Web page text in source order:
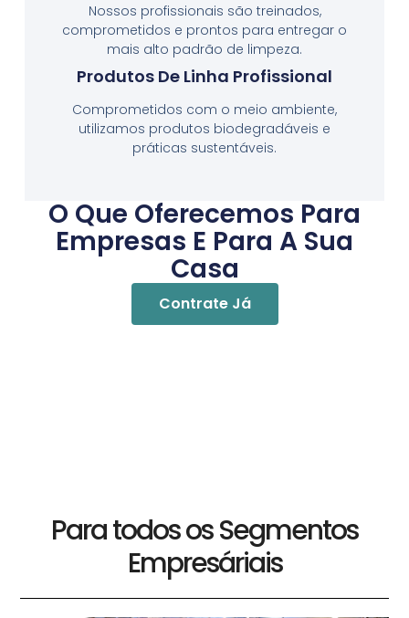
O Que Oferecemos Para
Empresas E Para A Sua
Casa
Contrate Já
Nossos profissionais são treinados,
comprometidos e prontos para entregar o
mais alto padrão de limpeza.
Produtos De Linha Profissional
Comprometidos com o meio ambiente,
utilizamos produtos biodegradáveis e
práticas sustentáveis.
Para todos os Segmentos
Empresáriais